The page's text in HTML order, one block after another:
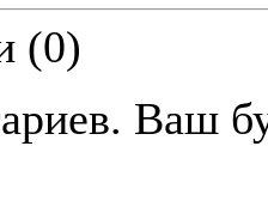
(0)
Ваш